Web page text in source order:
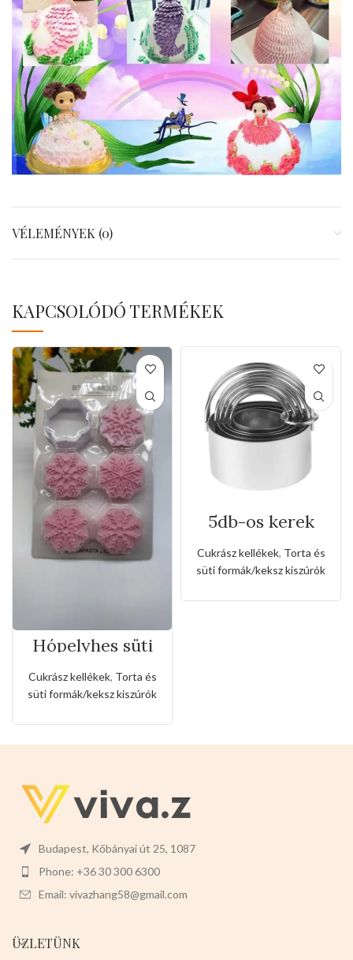
VÉLEMÉNYEK (0)
KAPCSOLÓDÓ TERMÉKEK
Hópelyhes süti
forma készlet 5
féle hópihe
kinyomóval (D)
Cukrász kellékek, Torta és
süti formák/keksz kiszúrók
5db-os kerek
sütemény forma
Cukrász kellékek, Torta és
süti formák/keksz kiszúrók
Budapest, Kőbányai út 25, 1087
Phone: +36 30 300 6300
Email: vivazhang58@gmail.com
ÜZLETÜNK